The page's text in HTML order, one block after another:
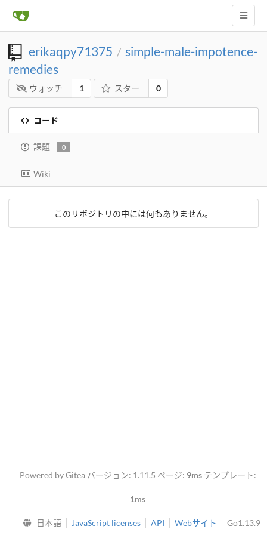
erikaqpy71375 / simple-male-impotence-
remedies
ウォッチ 1 スター 0
コード
課題 0
Wiki
このリポジトリの中には何もありません。
Powered by Gitea バージョン: 1.11.5 ページ: 9msテンプレート:
1ms
日本語 JavaScript licenses API Webサイト Go1.13.9